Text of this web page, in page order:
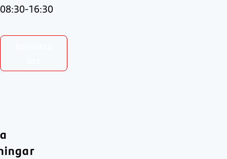
08:30-16:30